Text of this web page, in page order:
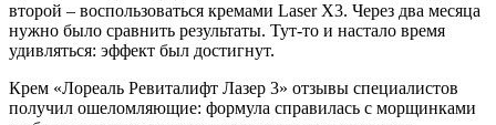
второй – воспользоваться кремами Laser X3. Через два месяца
нужно было сравнить результаты. Тут-то и настало время
удивляться: эффект был достигнут.
Крем «Лореаль Ревиталифт Лазер 3» отзывы специалистов
получил ошеломляющие: формула справилась с морщинками